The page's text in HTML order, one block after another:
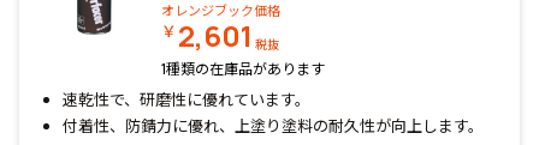
オレンジブック価格
￥ 2,601 税抜
1種類の在庫品があります
速乾性で、研磨性に優れています。
付着性、防錆力に優れ、上塗り塗料の耐久性が向上します。